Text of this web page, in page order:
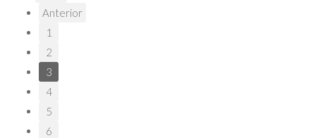
Anterior
1
2
3
4
5
6